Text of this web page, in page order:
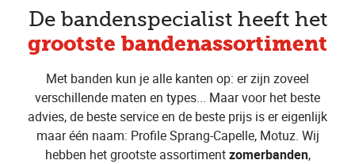
De bandenspecialist heeft het
grootste bandenassortiment
Met banden kun je alle kanten op: er zijn zoveel
verschillende maten en types... Maar voor het beste
advies, de beste service en de beste prijs is er eigenlijk
maar één naam: Profile Sprang-Capelle, Motuz. Wij
hebben het grootste assortimentzomerbanden,